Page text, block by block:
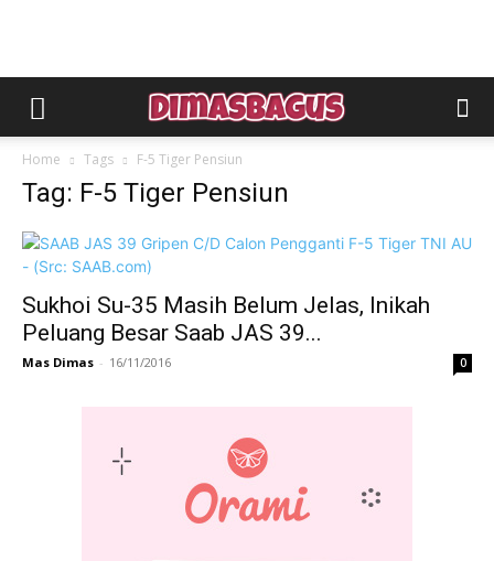
Home Tags F-5 Tiger Pensiun
Tag: F-5 Tiger Pensiun
Sukhoi Su-35 Masih Belum Jelas, Inikah
Peluang Besar Saab JAS 39...
Mas Dimas - 16/11/2016 0